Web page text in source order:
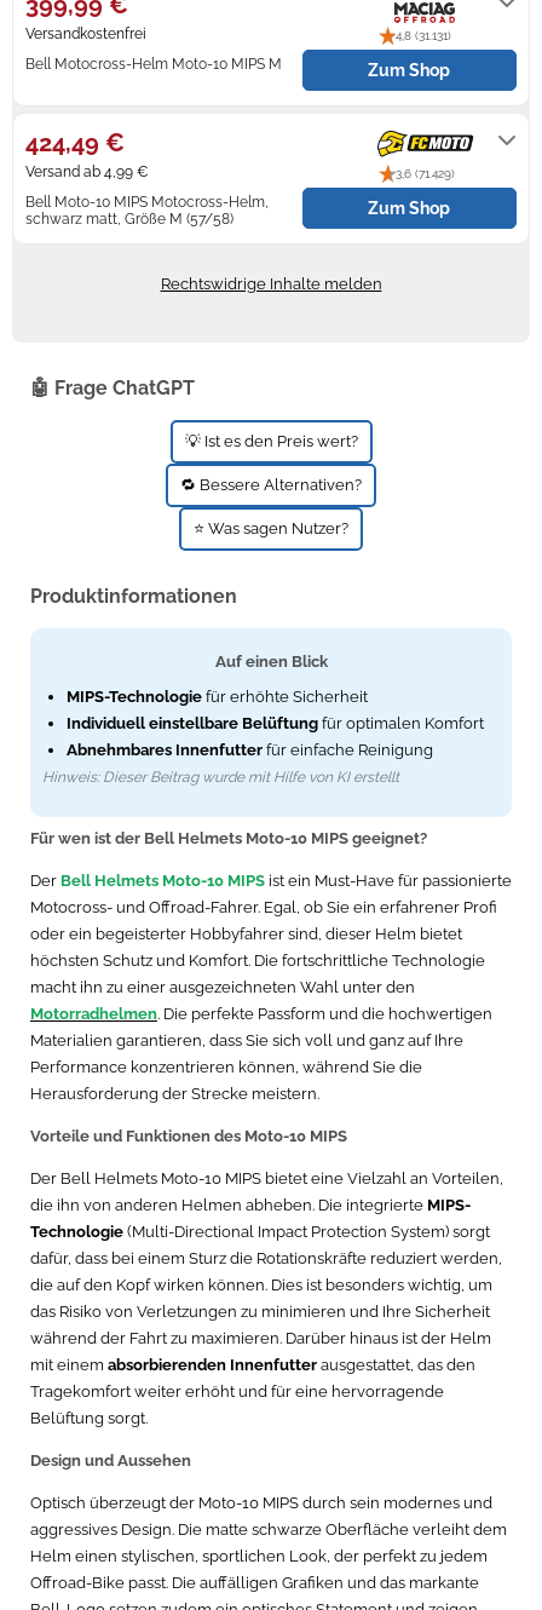
Navigationsgeräte
Navigationssoftware
Bell Motocross-Helm Moto-10 MIPS M
4,8 (31.131)
Versandkostenfrei
Zum Shop
Bell Moto-10 MIPS Motocross-Helm,
schwarz matt, Größe M (57/58)
3,6 (71.429)
424,49 €
Versand ab 4,99 €
Zum Shop
Rechtswidrige Inhalte melden
🤖 Frage ChatGPT
💡 Ist es den Preis wert?
🔁 Bessere Alternativen?
⭐ Was sagen Nutzer?
Produktinformationen
Auf einen Blick
MIPS-Technologie für erhöhte Sicherheit
Individuell einstellbare Belüftung für optimalen Komfort
Abnehmbares Innenfutter für einfache Reinigung
Hinweis: Dieser Beitrag wurde mit Hilfe von KI erstellt
Für wen ist der Bell Helmets Moto-10 MIPS geeignet?
Der Bell Helmets Moto-10 MIPS ist ein Must-Have für passionierte
Motocross- und Offroad-Fahrer. Egal, ob Sie ein erfahrener Profi
oder ein begeisterter Hobbyfahrer sind, dieser Helm bietet
höchsten Schutz und Komfort. Die fortschrittliche Technologie
macht ihn zu einer ausgezeichneten Wahl unter den
Motorradhelmen. Die perfekte Passform und die hochwertigen
Materialien garantieren, dass Sie sich voll und ganz auf Ihre
Performance konzentrieren können, während Sie die
Herausforderung der Strecke meistern.
Vorteile und Funktionen des Moto-10 MIPS
Der Bell Helmets Moto-10 MIPS bietet eine Vielzahl an Vorteilen,
die ihn von anderen Helmen abheben. Die integrierte MIPS-
Technologie (Multi-Directional Impact Protection System) sorgt
dafür, dass bei einem Sturz die Rotationskräfte reduziert werden,
die auf den Kopf wirken können. Dies ist besonders wichtig, um
das Risiko von Verletzungen zu minimieren und Ihre Sicherheit
während der Fahrt zu maximieren. Darüber hinaus ist der Helm
mit einem absorbierenden Innenfutter ausgestattet, das den
Tragekomfort weiter erhöht und für eine hervorragende
Belüftung sorgt.
Design und Aussehen
Optisch überzeugt der Moto-10 MIPS durch sein modernes und
aggressives Design. Die matte schwarze Oberfläche verleiht dem
Helm einen stylischen, sportlichen Look, der perfekt zu jedem
Offroad-Bike passt. Die auffälligen Grafiken und das markante